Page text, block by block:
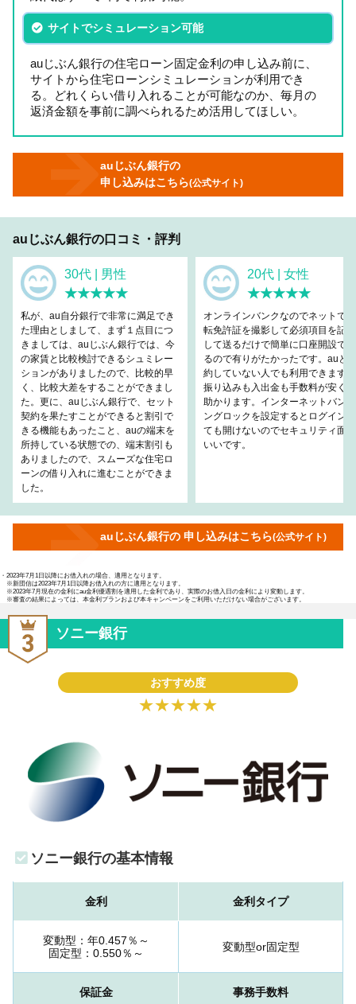
サイトでシミュレーション可能
auじぶん銀行の住宅ローン固定金利の申し込み前に、
サイトから住宅ローンシミュレーションが利用でき
る。どれくらい借り入れることが可能なのか、毎月の
返済金額を事前に調べられるため活用してほしい。
auじぶん銀行の
申し込みはこちら(公式サイト)
auじぶん銀行の口コミ・評判
30代 | 男性
★★★★★
私が、au自分銀行で非常に満足でき
た理由としまして、まず１点目につ
きましては、auじぶん銀行では、今
の家賃と比較検討できるシュミレー
ションがありましたので、比較的早
く、比較大差をすることができまし
た。更に、auじぶん銀行で、セット
契約を果たすことができると割引で
きる機能もあったこと、auの端末を
所持している状態での、端末割引も
ありましたので、スムーズな住宅ロ
ーンの借り入れに進むことができま
した。
20代 | 女性
★★★★★
オンラインバンクなのでネットで運
転免許証を撮影して必須項目を記入
して送るだけで簡単に口座開設でき
るので有りがたかったです。auと
約していない人でも利用できます。
振り込みも入出金も手数料が安くて
助かります。インターネットバンキ
ングロックを設定するとログインし
ても開けないのでセキュリティ面も
いいです。
auじぶん銀行の 申し込みはこちら(公式サイト)
・2023年7月1日以降にお借入れの場合、適用となります。
※新団信は2023年7月1日以降お借入れの方に適用となります。
※2023年7月現在の金利にau金利優遇割を適用した金利であり、実際のお借入日の金利により変動します。
※審査の結果によっては、本金利プランおよび本キャンペーンをご利用いただけない場合がございます。
ソニー銀行
おすすめ度
★★★★★
ソニー銀行の基本情報
金利 金利タイプ
変動型：年0.457％～
固定型：0.550％～
変動型or固定型
保証金 事務手数料